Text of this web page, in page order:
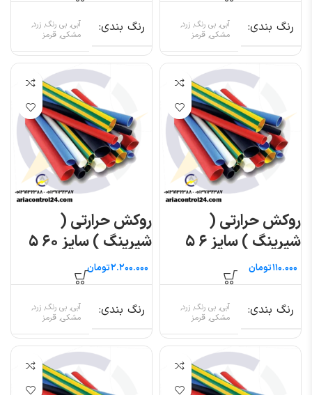
رنگ بندی
آبی, بی رنگ, زرد,
مشکی, قرمز
رنگ بندی
آبی, بی رنگ, زرد,
مشکی, قرمز
روکش حرارتی (
شیرینگ ) سایز ۶ ۵
متریتومان
رنگ بندی
آبی, بی رنگ, زرد,
مشکی, قرمز
روکش حرارتی (
شیرینگ ) سایز ۶۰ ۵
متری
تومان
رنگ بندی
آبی, بی رنگ, زرد,
مشکی, قرمز